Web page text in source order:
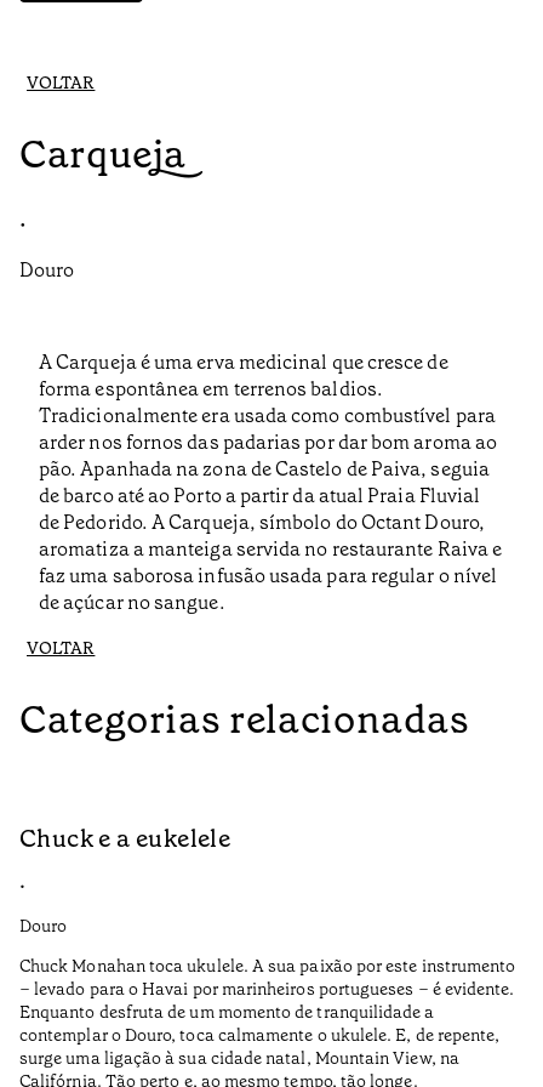
VOLTAR
Carqueja
•
Douro
A Carqueja é uma erva medicinal que cresce de
forma espontânea em terrenos baldios.
Tradicionalmente era usada como combustível para
arder nos fornos das padarias por dar bom aroma ao
pão. Apanhada na zona de Castelo de Paiva, seguia
de barco até ao Porto a partir da atual Praia Fluvial
de Pedorido. A Carqueja, símbolo do Octant Douro,
aromatiza a manteiga servida no restaurante Raiva e
faz uma saborosa infusão usada para regular o nível
de açúcar no sangue.
VOLTAR
Categorias relacionadas
Chuck e a eukelele
•
Douro
Chuck Monahan toca ukulele. A sua paixão por este instrumento
– levado para o Havai por marinheiros portugueses – é evidente.
Enquanto desfruta de um momento de tranquilidade a
contemplar o Douro, toca calmamente o ukulele. E, de repente,
surge uma ligação à sua cidade natal, Mountain View, na
Califórnia. Tão perto e, ao mesmo tempo, tão longe.